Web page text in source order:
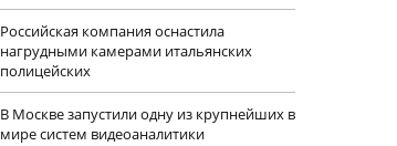
Российская компания оснастила
нагрудными камерами итальянских
полицейских
В Москве запустили одну из крупнейших в
мире систем видеоаналитики